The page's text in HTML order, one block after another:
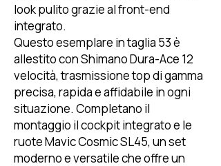
look pulito grazie al front-end
integrato.
Questo esemplare in taglia 53 è
allestito con Shimano Dura-Ace 12
velocità, trasmissione top di gamma
precisa, rapida e affidabile in ogni
situazione. Completano il
montaggio il cockpit integrato e le
ruote Mavic Cosmic SL45, un set
moderno e versatile che offre un